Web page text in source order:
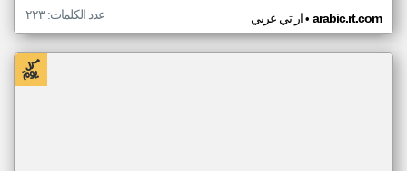
ار تي عربي• arabic.rt.com عدد الكلمات: ٢٢٣